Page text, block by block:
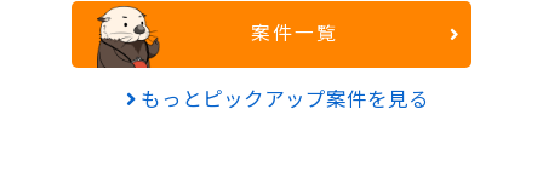
案件一覧
もっとピックアップ案件を見る